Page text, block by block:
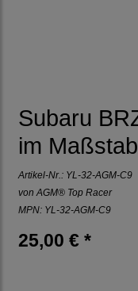
Subaru
im
Artikel-Nr.: YL-32-AGM-C9
von AGM® Top Racer
MPN: YL-32-AGM-C9
25,00 € *